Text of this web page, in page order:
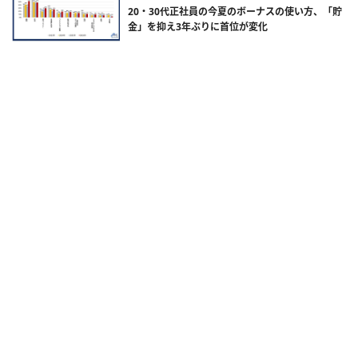
20・30代正社員の今夏のボーナスの使い方、「貯
金」を抑え3年ぶりに首位が変化